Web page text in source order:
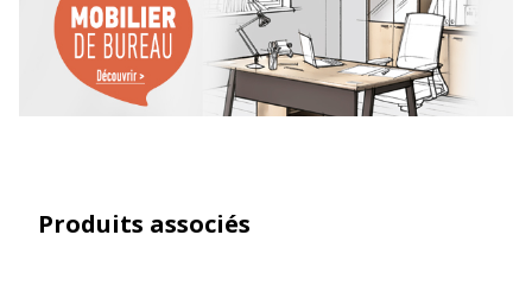
Type de produit Bureau
Type de bureau Bureau droit
Chants
Produits associés